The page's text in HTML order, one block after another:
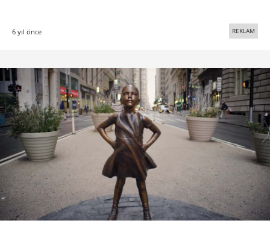
6 yıl önce REKLAM